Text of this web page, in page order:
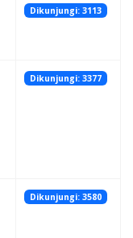
Dikunjungi: 3113
Dikunjungi: 3377
Dikunjungi: 3580